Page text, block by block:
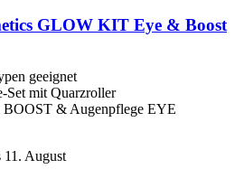
GLOW KIT Eye & Boost
geeignet
Set mit Quarzroller
BOOST & Augenpflege EYE
11. August